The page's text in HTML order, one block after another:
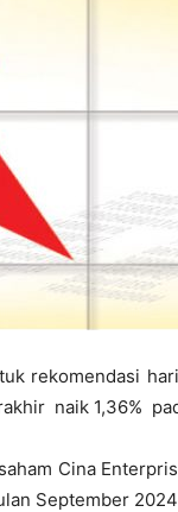
rekomendasi
naik 1,36%
Cina
September